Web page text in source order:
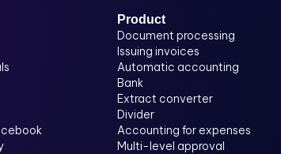
Product
Document processing
Issuing invoices
Automatic accounting
Bank
Extract converter
Divider
Accounting for expenses
Multi-level approval